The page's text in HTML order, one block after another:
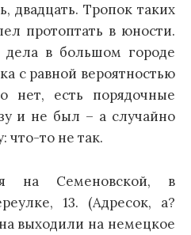
двадцать. Тропок таких
протоптать в юности.
дела в большом городе
с равной вероятностью
есть порядочные
и не был – а случайно
что-то не так.
на Семеновской, в
13. (Адресок, а?
выходили на немецкое